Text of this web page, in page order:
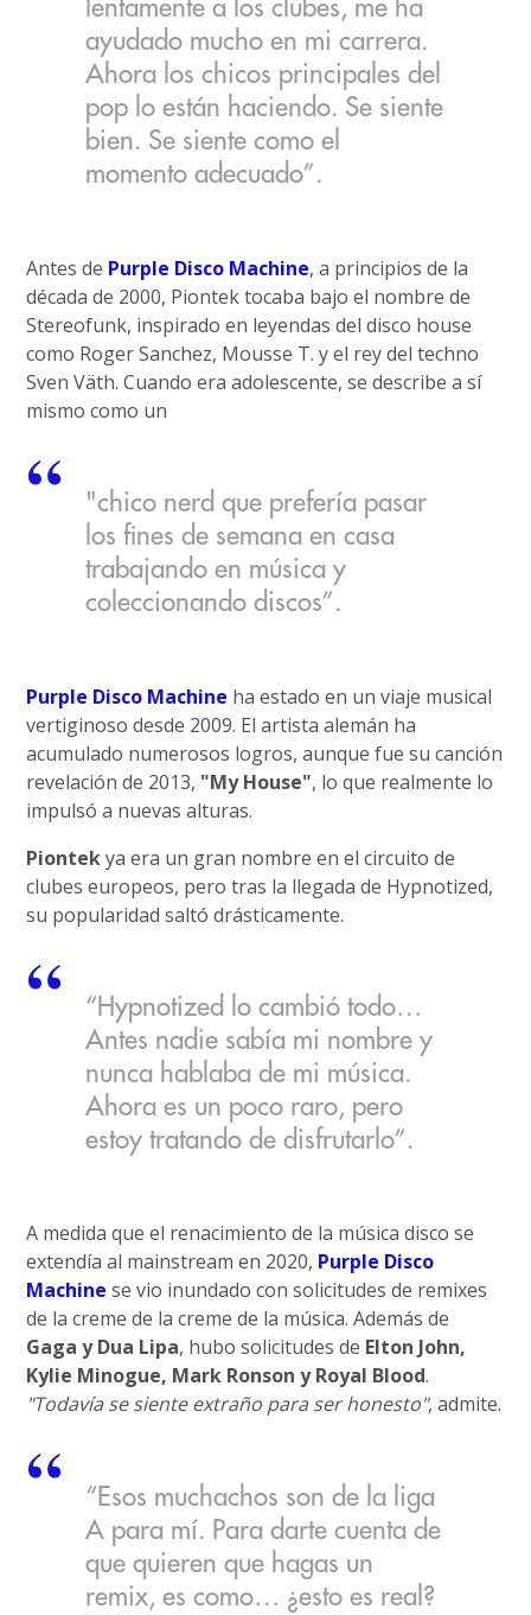
lentamente a los clubes, me ha
ayudado mucho en mi carrera.
Ahora los chicos principales del
pop lo están haciendo. Se siente
bien. Se siente como el
momento adecuado”.
Antes de Purple Disco Machine, a principios de la
década de 2000, Piontek tocaba bajo el nombre de
Stereofunk, inspirado en leyendas del disco house
como Roger Sanchez, Mousse T. y el rey del techno
Sven Väth. Cuando era adolescente, se describe a sí
mismo como un
"chico nerd que prefería pasar
los fines de semana en casa
trabajando en música y
coleccionando discos”.
Purple Disco Machine ha estado en un viaje musical
vertiginoso desde 2009. El artista alemán ha
acumulado numerosos logros, aunque fue su canción
revelación de 2013, "My House", lo que realmente lo
impulsó a nuevas alturas.
Piontekya era un gran nombre en el circuito de
clubes europeos, pero tras la llegada de Hypnotized,
su popularidad saltó drásticamente.
“Hypnotized lo cambió todo…
Antes nadie sabía mi nombre y
nunca hablaba de mi música.
Ahora es un poco raro, pero
estoy tratando de disfrutarlo”.
A medida que el renacimiento de la música disco se
extendía al mainstream en 2020, Purple Disco
Machine se vio inundado con solicitudes de remixes
de la creme de la creme de la música. Además de
Gaga y Dua Lipa, hubo solicitudes de Elton John,
Kylie Minogue, Mark Ronson y Royal Blood.
"Todavía se siente extraño para ser honesto", admite.
“Esos muchachos son de la liga
A para mí. Para darte cuenta de
que quieren que hagas un
remix, es como… ¿esto es real?